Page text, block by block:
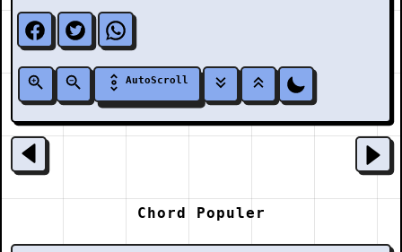
AutoScroll
Chord Populer